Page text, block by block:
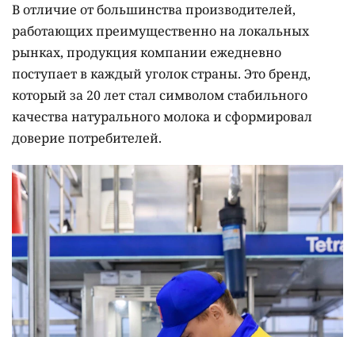
В отличие от большинства производителей,
работающих преимущественно на локальных
рынках, продукция компании ежедневно
поступает в каждый уголок страны. Это бренд,
который за 20 лет стал символом стабильного
качества натурального молока и сформировал
доверие потребителей.